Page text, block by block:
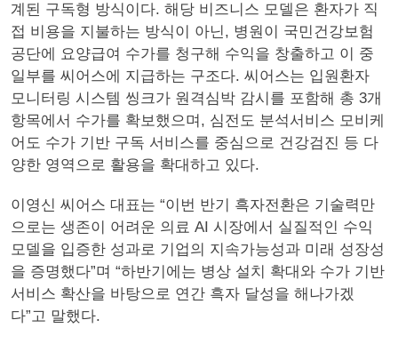
계된 구독형 방식이다. 해당 비즈니스 모델은 환자가 직
접 비용을 지불하는 방식이 아닌, 병원이 국민건강보험
공단에 요양급여 수가를 청구해 수익을 창출하고 이 중
일부를 씨어스에 지급하는 구조다. 씨어스는 입원환자
모니터링 시스템 씽크가 원격심박 감시를 포함해 총 3개
항목에서 수가를 확보했으며, 심전도 분석서비스 모비케
어도 수가 기반 구독 서비스를 중심으로 건강검진 등 다
양한 영역으로 활용을 확대하고 있다.
이영신 씨어스 대표는 “이번 반기 흑자전환은 기술력만
으로는 생존이 어려운 의료 AI 시장에서 실질적인 수익
모델을 입증한 성과로 기업의 지속가능성과 미래 성장성
을 증명했다”며 “하반기에는 병상 설치 확대와 수가 기반
서비스 확산을 바탕으로 연간 흑자 달성을 해나가겠
다”고 말했다.